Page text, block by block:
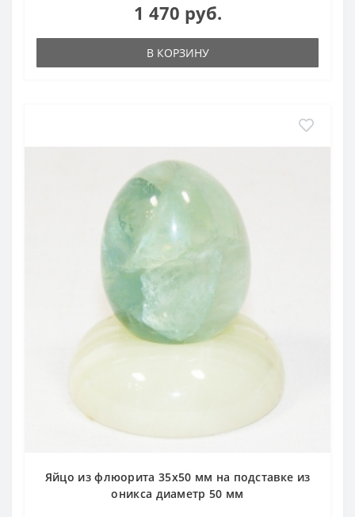
1 470 руб.
В КОРЗИНУ
Яйцо из флюорита 35х50 мм на подставке из
оникса диаметр 50 мм